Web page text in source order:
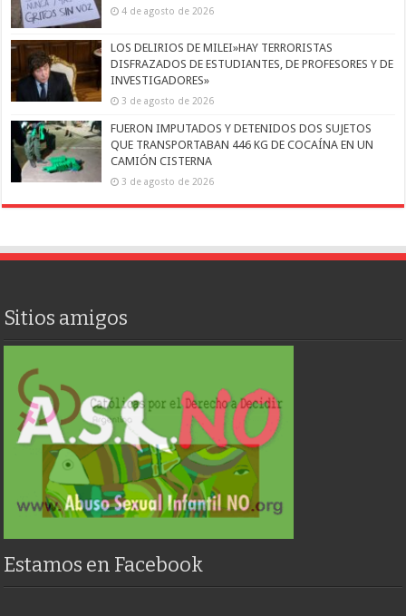
4 de agosto de 2026
LOS DELIRIOS DE MILEI»HAY TERRORISTAS
DISFRAZADOS DE ESTUDIANTES, DE PROFESORES Y DE
INVESTIGADORES»
3 de agosto de 2026
FUERON IMPUTADOS Y DETENIDOS DOS SUJETOS
QUE TRANSPORTABAN 446 KG DE COCAÍNA EN UN
CAMIÓN CISTERNA
3 de agosto de 2026
Sitios amigos
Estamos en Facebook